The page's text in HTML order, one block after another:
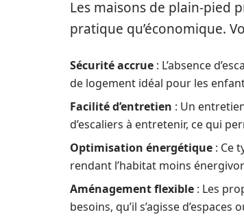
Les maisons de plain-pied
pratique qu’économique.
Sécurité accrue : L’absence
de logement idéal pour les
Facilité d’entretien : Un
d’escaliers à entretenir, ce qui
Optimisation énergétique : Ce
rendant l’habitat moins
Aménagement flexible : Les
besoins, qu’il s’agisse